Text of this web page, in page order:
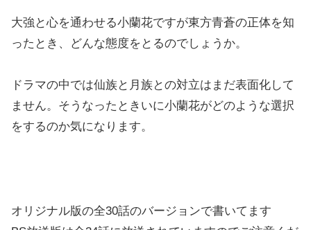
大強と心を通わせる小蘭花ですが東方青蒼の正体を知
ったとき、どんな態度をとるのでしょうか。
ドラマの中では仙族と月族との対立はまだ表面化して
ません。そうなったときいに小蘭花がどのような選択
をするのか気になります。
オリジナル版の全30話のバージョンで書いてます